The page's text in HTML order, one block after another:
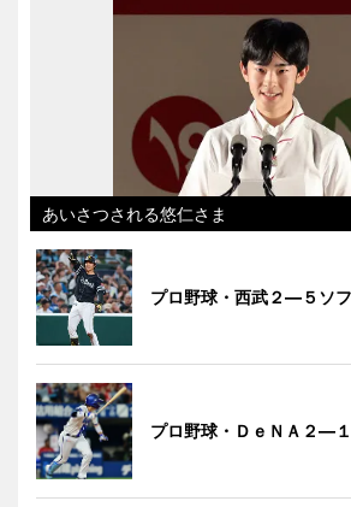
あいさつされる悠仁さま
プロ野球・西武２―５ソ
プロ野球・ＤｅＮＡ２―